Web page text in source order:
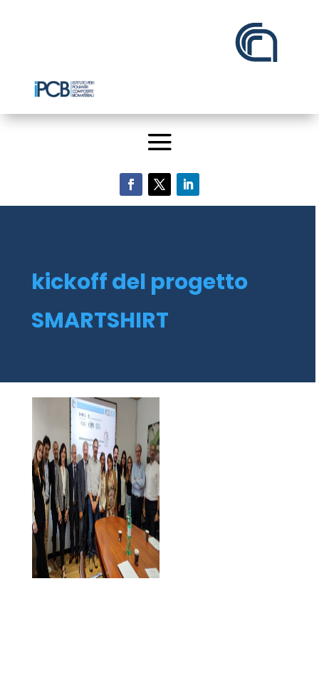
kickoff del progetto
SMARTSHIRT